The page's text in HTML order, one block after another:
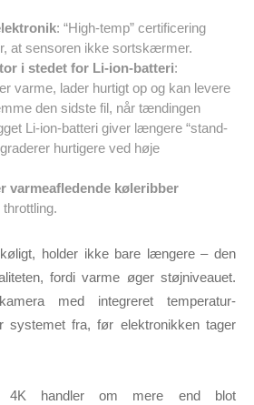
: “High-temp” certificering
at sensoren ikke sort­skærmer.
i stedet for Li-ion-batteri:
varme, lader hurtigt op og kan levere
den sidste fil, når tændingen
Li-ion-batteri giver længere “stand-
hurtigere ved høje
varmeafledende køleribber
holder ikke bare længere – den
fordi varme øger støjniveauet.
med integreret temperatur­
systemet fra, før elektronikken tager
4K handler om mere end blot